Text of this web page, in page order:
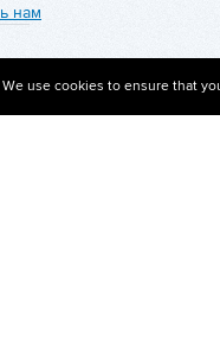
нам
We use cookies to ensure that